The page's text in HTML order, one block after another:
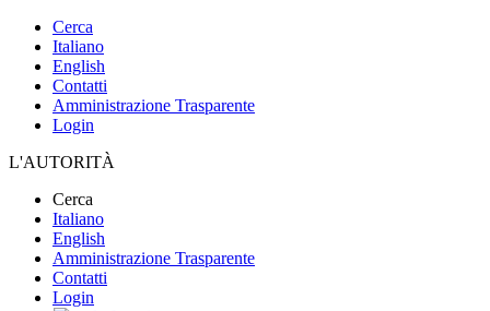
Cerca
Italiano
English
Contatti
Amministrazione Trasparente
Login
L'AUTORITÀ
Cerca
Italiano
English
Amministrazione Trasparente
Contatti
Login